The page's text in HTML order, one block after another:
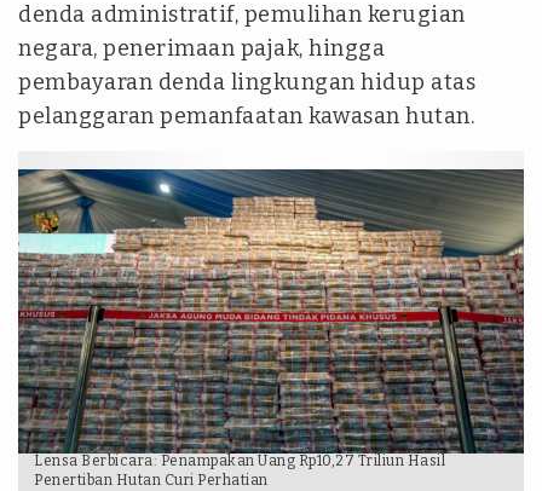
denda administratif, pemulihan kerugian
negara, penerimaan pajak, hingga
pembayaran denda lingkungan hidup atas
pelanggaran pemanfaatan kawasan hutan.
Lensa Berbicara: Penampakan Uang Rp10,27 Triliun Hasil
Penertiban Hutan Curi Perhatian